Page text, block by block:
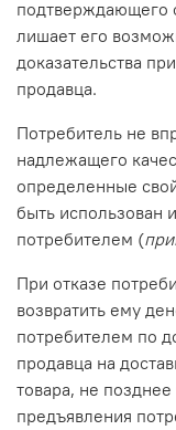
подтверждающего
лишает его
доказательства
продавца.
Потребитель не
надлежащего
определенные
быть использован
потребителем (
При отказе
возвратить ему
потребителем по
продавца на
товара, не
предъявления